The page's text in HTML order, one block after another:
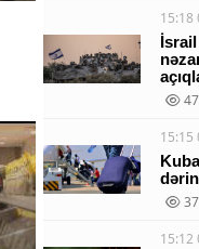
15:18
47
15:15
37
15:12